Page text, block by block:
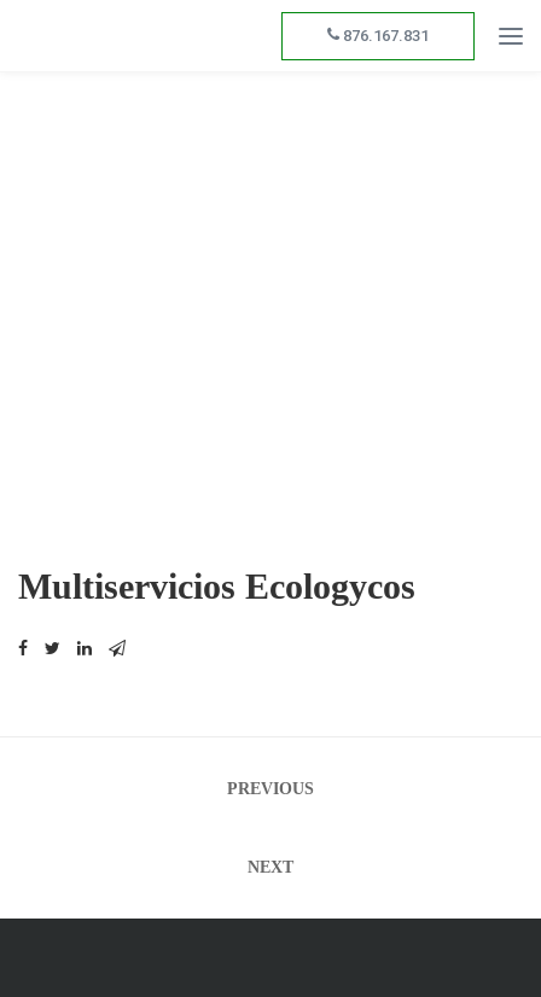
876.167.831
Multiservicios Ecologycos
PREVIOUS
NEXT